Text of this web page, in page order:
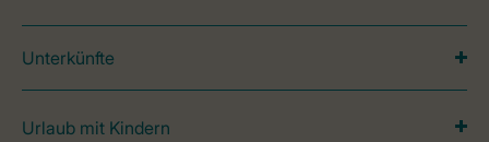
Unterkünfte
Urlaub mit Kindern